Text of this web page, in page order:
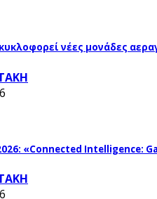
νέες μονάδες
«Connected Intelligence: